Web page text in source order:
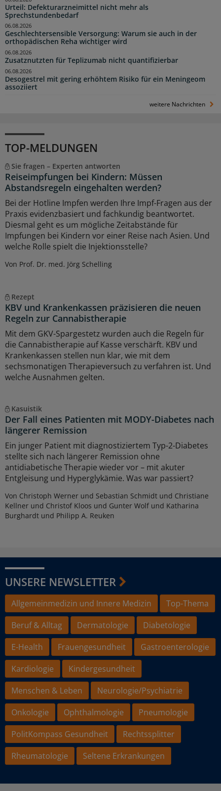
Urteil: Defekturarzneimittel nicht mehr als
Sprechstundenbedarf
Geschlechtersensible Versorgung: Warum sie auch in der
orthopädischen Reha wichtiger wird
06.08.2026
Zusatznutzten für Teplizumab nicht quantifizierbar
06.08.2026
Desogestrel mit gering erhöhtem Risiko für ein Meningeom
assoziiert
06.08.2026
weitere Nachrichten
TOP-MELDUNGEN
Sie fragen – Experten antworten
Reiseimpfungen bei Kindern: Müssen
Abstandsregeln eingehalten werden?
Bei der Hotline Impfen werden Ihre Impf-Fragen aus der
Praxis evidenzbasiert und fachkundig beantwortet.
Diesmal geht es um mögliche Zeitabstände für
Impfungen bei Kindern vor einer Reise nach Asien. Und
welche Rolle spielt die Injektionsstelle?
Von Prof. Dr. med. Jörg Schelling
Rezept
KBV und Krankenkassen präzisieren die neuen
Regeln zur Cannabistherapie
Mit dem GKV-Spargestetz wurden auch die Regeln für
die Cannabistherapie auf Kasse verschärft. KBV und
Krankenkassen stellen nun klar, wie mit dem
sechsmonatigen Therapieversuch zu verfahren ist. Und
welche Ausnahmen gelten.
Kasuistik
Der Fall eines Patienten mit MODY-Diabetes nach
längerer Remission
Ein junger Patient mit diagnostiziertem Typ-2-Diabetes
stellte sich nach längerer Remission ohne
antidiabetische Therapie wieder vor – mit akuter
Entgleisung und Hyperglykämie. Was war passiert?
Von Christoph Werner und Sebastian Schmidt und Christiane
Kellner und Christof Kloos und Gunter Wolf und Katharina
Burghardt und Philipp A. Reuken
UNSERE NEWSLETTER
Allgemeinmedizin und Innere Medizin
Top-Thema
Beruf & Alltag
Dermatologie
Diabetologie
E-Health
Frauengesundheit
Gastroenterologie
Kardiologie
Kindergesundheit
Menschen & Leben
Neurologie/Psychiatrie
Onkologie
Ophthalmologie
Pneumologie
PolitKompass Gesundheit
Rechtssplitter
Rheumatologie
Seltene Erkrankungen